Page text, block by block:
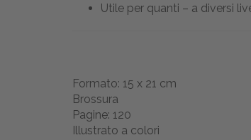
Utile per quanti – a diversi
Formato: 15 x 21 cm
Brossura
Pagine: 120
Illustrato a colori